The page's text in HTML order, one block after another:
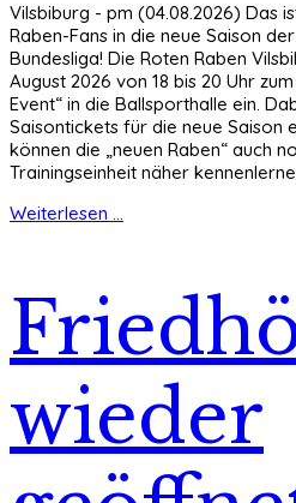
Vilsbiburg - pm (04.08.2026) Das
Raben-Fans in die neue Saison
Bundesliga! Die Roten Raben
August 2026 von 18 bis 20 Uhr
Event“ in die Ballsporthalle ein.
Saisontickets für die neue Saison
können die „neuen Raben“ auch
Trainingseinheit näher
Weiterlesen ...
wieder